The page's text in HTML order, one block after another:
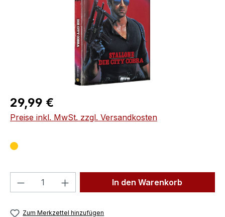
Regulärer Preis:
29,99 €
Preise inkl. MwSt. zzgl. Versandkosten
Produkt Anzahl: Gib denIn den Warenkorb
Zum Merkzettel hinzufügen